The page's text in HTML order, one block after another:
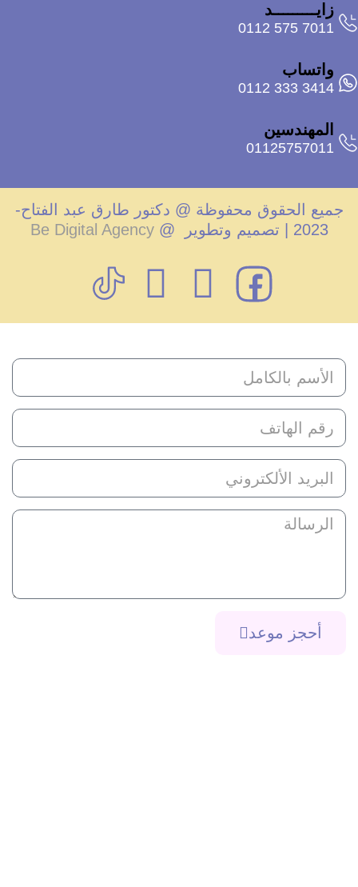
زايـــــــــد
7011 575 0112
واتساب
3414 333 0112
المهندسين
01125757011
الحقوق محفوظة @ دكتور طارق عبد الفتاح-
2023 | تصميم وتطوير @
Be Digital Agency
أحجز موعد